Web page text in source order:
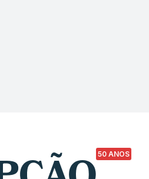
50 ANOS